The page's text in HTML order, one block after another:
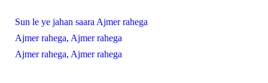
Sun le ye jahan saara Ajmer rahega
Ajmer rahega, Ajmer rahega
Ajmer rahega, Ajmer rahega